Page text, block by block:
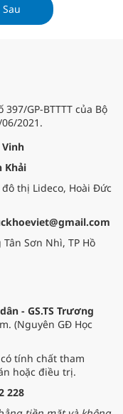
GP-BTTTT của Bộ
2021.
Vinh
Khải
thị Lideco, Hoài Đức
Sơn Nhì, TP Hồ
- GS.TS Trương
(Nguyên GĐ Học
tính chất tham
hoặc điều trị.
228